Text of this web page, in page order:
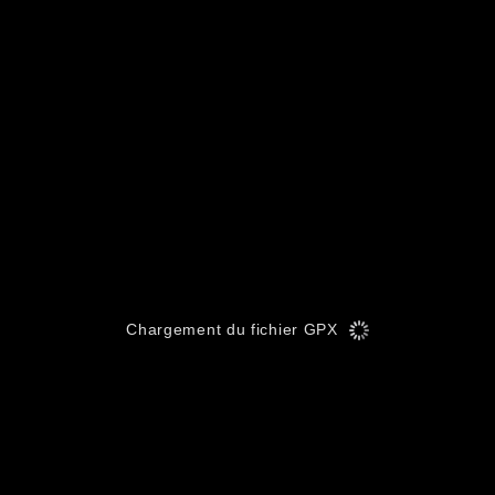
Chargement du fichier GPX